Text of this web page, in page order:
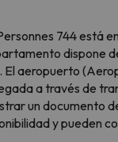
744 está
dispone
aeropuerto
a través de
un documento
y pueden